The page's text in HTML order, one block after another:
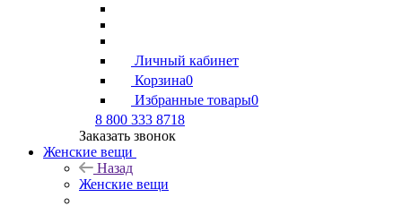
Личный кабинет
Корзина0
Избранные товары0
8 800 333 8718
Заказать звонок
Женские вещи
Назад
Женские вещи